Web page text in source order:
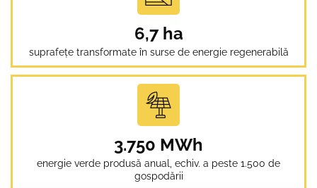
6,7 ha
suprafețe transformate în surse de energie regenerabilă
3.750 MWh
energie verde produsă anual, echiv. a peste 1.500 de
gospodării